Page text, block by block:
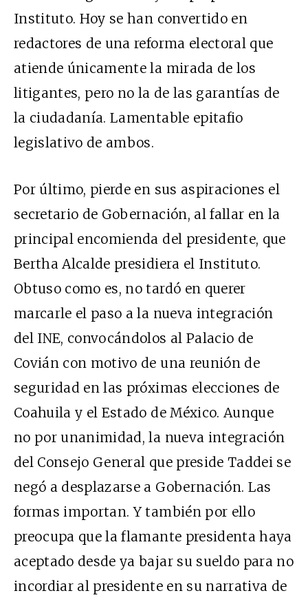
Instituto. Hoy se han convertido en
redactores de una reforma electoral que
atiende únicamente la mirada de los
litigantes, pero no la de las garantías de
la ciudadanía. Lamentable epitafio
legislativo de ambos.
Por último, pierde en sus aspiraciones el
secretario de Gobernación, al fallar en la
principal encomienda del presidente, que
Bertha Alcalde presidiera el Instituto.
Obtuso como es, no tardó en querer
marcarle el paso a la nueva integración
del INE, convocándolos al Palacio de
Covián con motivo de una reunión de
seguridad en las próximas elecciones de
Coahuila y el Estado de México. Aunque
no por unanimidad, la nueva integración
del Consejo General que preside Taddei se
negó a desplazarse a Gobernación. Las
formas importan. Y también por ello
preocupa que la flamante presidenta haya
aceptado desde ya bajar su sueldo para no
incordiar al presidente en su narrativa de